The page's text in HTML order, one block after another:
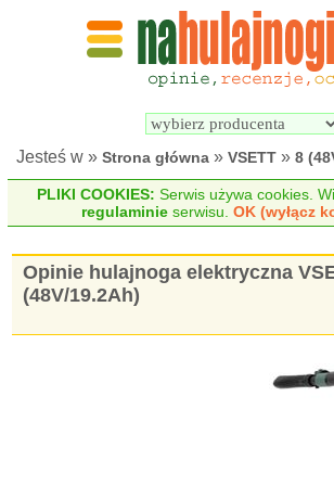
Jesteś w » Strona główna» VSETT» 8
PLIKI COOKIES: Serwis używa cookies.
regulaminie serwisu.OK (wyłącz
Opinie hulajnoga elektryczna
(48V/19.2Ah)